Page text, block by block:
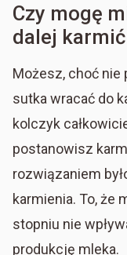
Czy mogę
dalej
Możesz, choć nie
sutka wracać do
kolczyk
postanowisz
rozwiązaniem
karmienia. To, że
stopniu nie
produkcję mleka.